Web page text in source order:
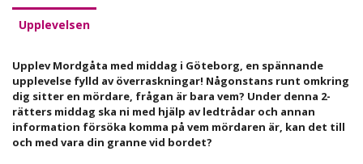
Upplevelsen
Upplev Mordgåta med middag i Göteborg, en spännande
upplevelse fylld av överraskningar! Någonstans runt omkring
dig sitter en mördare, frågan är bara vem? Under denna 2-
rätters middag ska ni med hjälp av ledtrådar och annan
information försöka komma på vem mördaren är, kan det till
och med vara din granne vid bordet?